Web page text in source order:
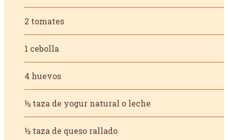
2 tomates
1 cebolla
4 huevos
½ taza de yogur natural o leche
½ taza de queso rallado